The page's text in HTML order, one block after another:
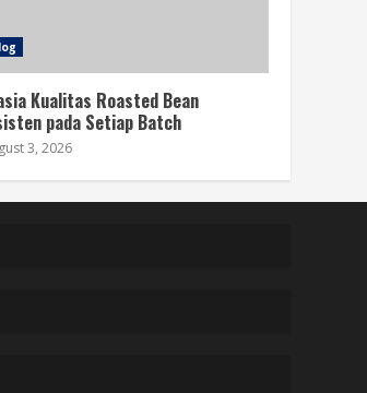
Kualitas Roasted Bean
pada Setiap Batch
3, 2026